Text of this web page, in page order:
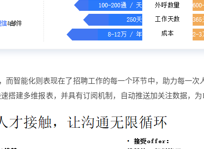
而智能化则表现在了招聘工作的每一个环节中，助力每一
搭建多维报表，并具有订阅机制，自动推送加关注数据，